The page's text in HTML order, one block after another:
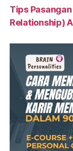
Tips
Relationship)